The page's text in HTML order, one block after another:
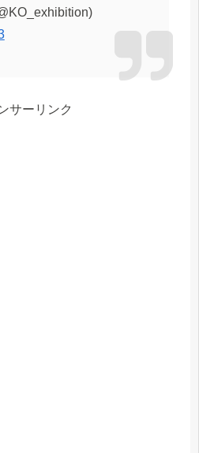
サーリンク